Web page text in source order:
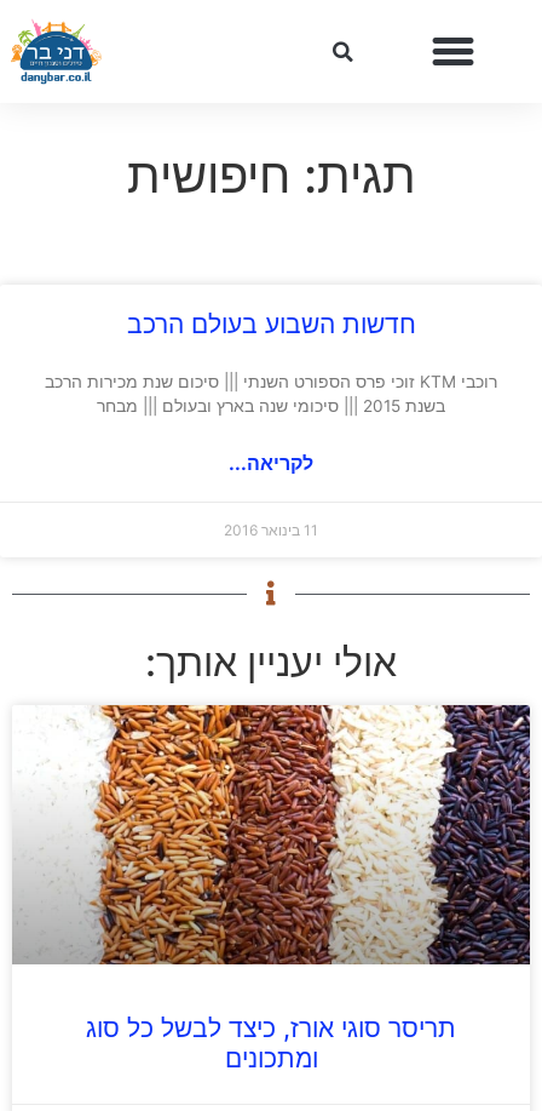
תגית: חיפושית
חדשות השבוע בעולם הרכב
רוכבי KTM זוכי פרס הספורט השנתי ||| סיכום שנת מכירות הרכב
בשנת 2015 ||| סיכומי שנה בארץ ובעולם ||| מבחר
לקריאה...
11 בינואר 2016
אולי יעניין אותך:
תריסר סוגי אורז, כיצד לבשל כל סוג
ומתכונים